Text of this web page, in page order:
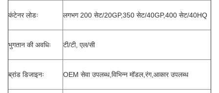
कंटेनर लोडः लगभग 200 सेट/20GP,350 सेट/40GP,400 सेट/40HQ
भुगतान की अवधिः टी/टी, एल/सी
ब्रांड डिजाइनः OEM सेवा उपलब्ध,विभिन्न मॉडल,रंग,आकार उपलब्ध